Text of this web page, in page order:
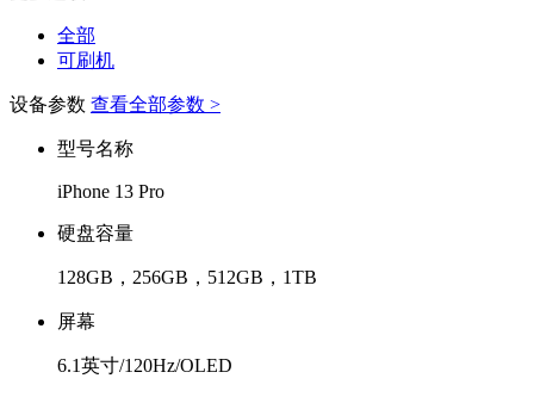
全部
可刷机
设备参数 查看全部参数 >
型号名称
iPhone 13 Pro
硬盘容量
128GB，256GB，512GB，1TB
屏幕
6.1英寸/120Hz/OLED